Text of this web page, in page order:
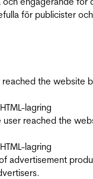
för publicister och
the website
lagring
user reached the
lagring
advertisement